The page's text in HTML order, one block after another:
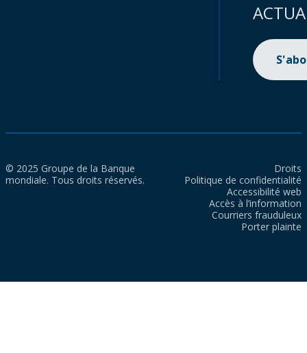
© 2025 Groupe de la Banque
mondiale. Tous droits réservés.
Droits
Politique de confidentialité
Accessibilité web
Accès à l’information
Courriers frauduleux
Porter plainte